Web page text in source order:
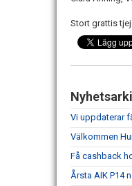
Stort grattis
Vi uppdaterar
Välkommen
Få cashback
Årsta AIK P14